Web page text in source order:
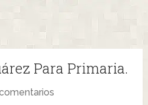
Para Primaria.